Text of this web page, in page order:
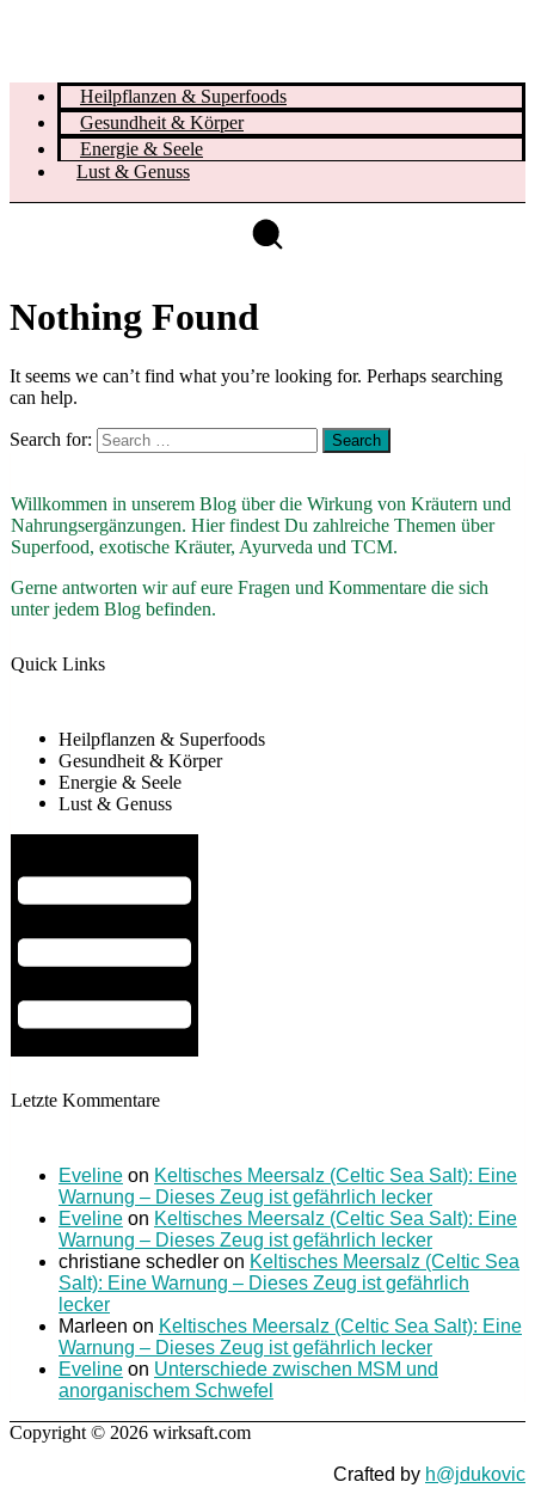
Heilpflanzen & Superfoods
Gesundheit & Körper
Energie & Seele
Lust & Genuss
Nothing Found
It seems we can’t find what you’re looking for. Perhaps searching
can help.
Search for:
Willkommen in unserem Blog über die Wirkung von Kräutern und
Nahrungsergänzungen. Hier findest Du zahlreiche Themen über
Superfood, exotische Kräuter, Ayurveda und TCM.
Gerne antworten wir auf eure Fragen und Kommentare die sich
unter jedem Blog befinden.
Quick Links
Heilpflanzen & Superfoods
Gesundheit & Körper
Energie & Seele
Lust & Genuss
Letzte Kommentare
Eveline on Keltisches Meersalz (Celtic Sea Salt): Eine
Warnung – Dieses Zeug ist gefährlich lecker
Eveline on Keltisches Meersalz (Celtic Sea Salt): Eine
Warnung – Dieses Zeug ist gefährlich lecker
christiane schedler on Keltisches Meersalz (Celtic Sea
Salt): Eine Warnung – Dieses Zeug ist gefährlich
lecker
Marleen on Keltisches Meersalz (Celtic Sea Salt): Eine
Warnung – Dieses Zeug ist gefährlich lecker
Eveline on Unterschiede zwischen MSM und
anorganischem Schwefel
Copyright © 2026 wirksaft.com
Crafted by h@jdukovic